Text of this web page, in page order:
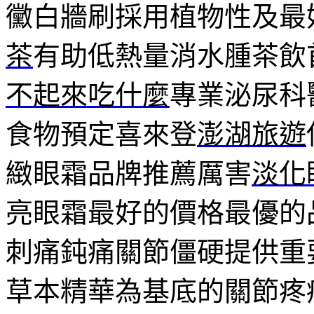
黴白牆刷採用植物性及
茶有助低熱量消水腫茶
不起來吃什麼專業泌尿
食物預定喜來登澎湖旅遊
緻眼霜品牌推薦厲害淡化
亮眼霜最好的價格最優
刺痛鈍痛關節僵硬提供
草本精華為基底的關節